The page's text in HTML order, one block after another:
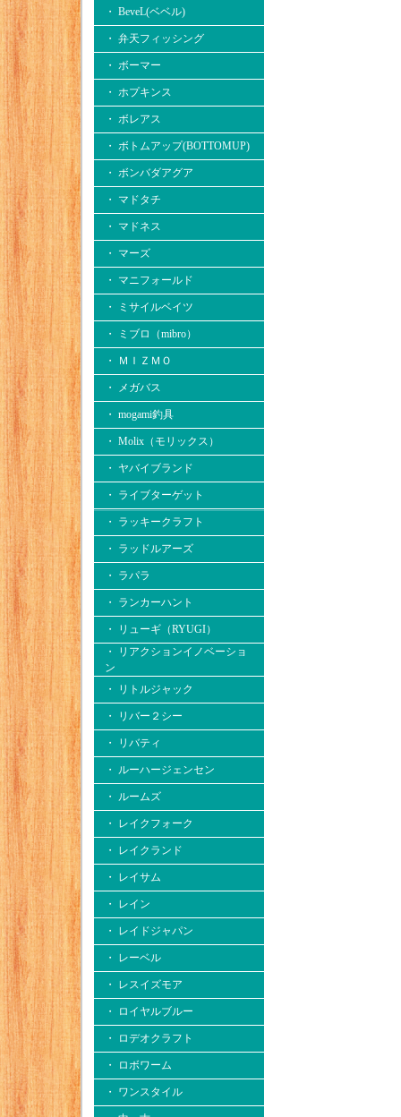
・ BeveL(ベベル)
・ 弁天フィッシング
・ ボーマー
・ ホプキンス
・ ボレアス
・ ボトムアップ(BOTTOMUP)
・ ボンバダアグア
・ マドタチ
・ マドネス
・ マーズ
・ マニフォールド
・ ミサイルベイツ
・ ミブロ（mibro）
・ ＭＩＺＭＯ
・ メガバス
・ mogami釣具
・ Molix（モリックス）
・ ヤバイブランド
・ ライブターゲット
・ ラッキークラフト
・ ラッドルアーズ
・ ラパラ
・ ランカーハント
・ リューギ（RYUGI）
・ リアクションイノベーショ
ン
・ リトルジャック
・ リバー２シー
・ リバティ
・ ルーハージェンセン
・ ルームズ
・ レイクフォーク
・ レイクランド
・ レイサム
・ レイン
・ レイドジャパン
・ レーベル
・ レスイズモア
・ ロイヤルブルー
・ ロデオクラフト
・ ロボワーム
・ ワンスタイル